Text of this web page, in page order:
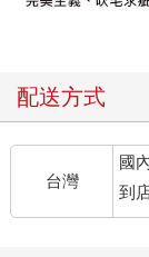
配送方式
台灣
國
到